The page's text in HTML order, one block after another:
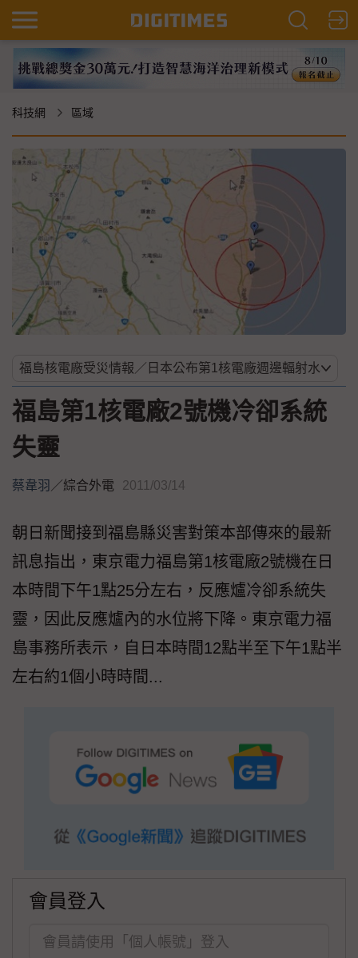
科技網 區域
福島第1核電廠2號機冷卻系統
失靈
蔡韋羽 ／綜合外電 2011/03/14
朝日新聞接到福島縣災害對策本部傳來的最新
訊息指出，東京電力福島第1核電廠2號機在日
本時間下午1點25分左右，反應爐冷卻系統失
靈，因此反應爐內的水位將下降。東京電力福
島事務所表示，自日本時間12點半至下午1點半
左右約1個小時時間...
會員登入